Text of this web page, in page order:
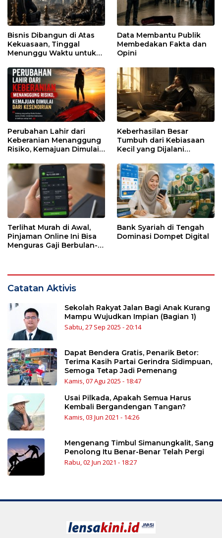
Bisnis Dibangun di Atas
Kekuasaan, Tinggal
Menunggu Waktu untuk
Data Membantu Publik
Membedakan Fakta dan
Opini
Perubahan Lahir dari
Keberanian Menanggung
Risiko, Kemajuan Dimulai
Keberhasilan Besar
Tumbuh dari Kebiasaan
Kecil yang Dijalani
Terlihat Murah di Awal,
Pinjaman Online Ini Bisa
Menguras Gaji Berbulan-
Bank Syariah di Tengah
Dominasi Dompet Digital
Catatan Aktivis
Sekolah Rakyat Jalan Bagi Anak Kurang
Mampu Wujudkan Impian (Bagian 1)
Sabtu, 27 Sep 2025 - 20:14
Dapat Bendera Gratis, Penarik Betor:
Terima Kasih Partai Gerindra Sidimpuan,
Semoga Tetap Jadi Pemenang
Kamis, 07 Agu 2025 - 18:47
Usai Pilkada, Apakah Semua Harus
Kembali Bergandengan Tangan?
Kamis, 03 Jun 2021 - 14:26
Mengenang Timbul Simanungkalit, Sang
Penolong Itu Benar-Benar Telah Pergi
Rabu, 02 Jun 2021 - 18:27